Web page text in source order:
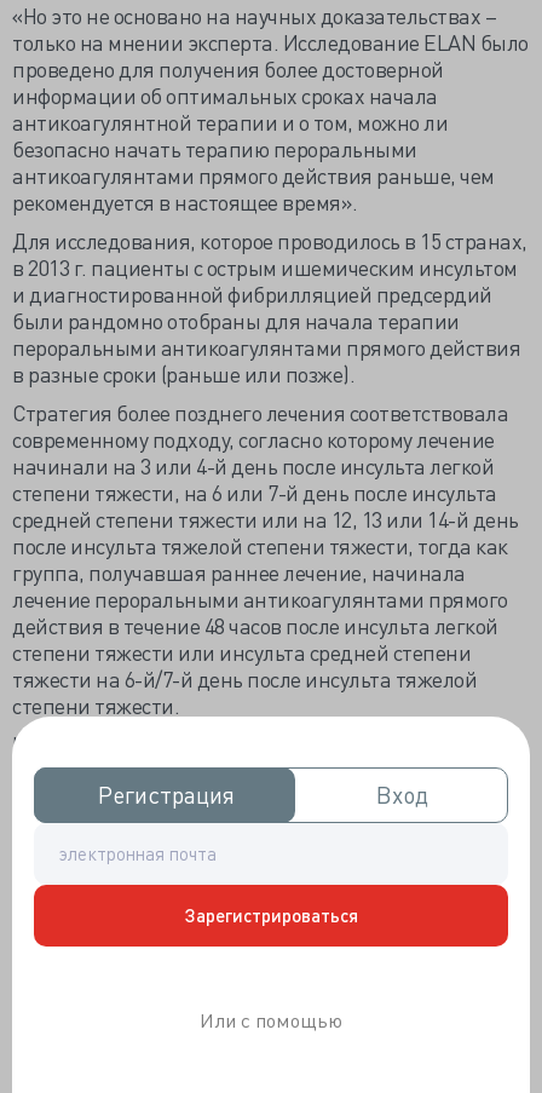
Регистрация
Регистрация Вход
Вход
Зарегистрироваться
Или с помощью
«Но это не основано на научных доказательствах –
только на мнении эксперта. Исследование ELAN было
проведено для получения более достоверной
информации об оптимальных сроках начала
антикоагулянтной терапии и о том, можно ли
безопасно начать терапию пероральными
антикоагулянтами прямого действия раньше, чем
рекомендуется в настоящее время».
Для исследования, которое проводилось в 15 странах,
в 2013 г. пациенты с острым ишемическим инсультом
и диагностированной фибрилляцией предсердий
были рандомно отобраны для начала терапии
пероральными антикоагулянтами прямого действия
в разные сроки (раньше или позже).
Стратегия более позднего лечения соответствовала
современному подходу, согласно которому лечение
начинали на 3 или 4-й день после инсульта легкой
степени тяжести, на 6 или 7-й день после инсульта
средней степени тяжести или на 12, 13 или 14-й день
после инсульта тяжелой степени тяжести, тогда как
группа, получавшая раннее лечение, начинала
лечение пероральными антикоагулянтами прямого
действия в течение 48 часов после инсульта легкой
степени тяжести или инсульта средней степени
тяжести на 6-й/7-й день после инсульта тяжелой
степени тяжести.
Что касается степени тяжести инсульта, которая была
определена на основе критериев, основанных на
результатах визуализационных исследований, у 37%
пациентов был инсульт легкой степени тяжести, у
40% был инсульт средней степени тяжести и у 23% —
Первичным исходом был рецидив ишемического
инсульта, системная эмболия, крупное
сосудистых причин в течение 30 дней после